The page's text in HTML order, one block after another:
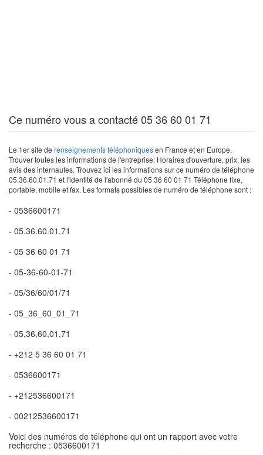
Ce numéro vous a contacté 05 36 60 01 71
Le 1er site de renseignements téléphoniquesen France et en Europe.
Trouver toutes les informations de l'entreprise: Horaires d'ouverture, prix, les
avis des internautes. Trouvez ici les informations sur ce numéro de téléphone
05.36.60.01.71 et l'identité de l'abonné du 05 36 60 01 71 Téléphone fixe,
portable, mobile et fax. Les formats possibles de numéro de téléphone sont :
- 0536600171
- 05.36.60.01.71
- 05 36 60 01 71
- 05-36-60-01-71
- 05/36/60/01/71
- 05_36_60_01_71
- 05,36,60,01,71
- +212 5 36 60 01 71
- 0536600171
- +212536600171
- 00212536600171
Voici des numéros de téléphone qui ont un rapport avec votre
recherche : 0536600171